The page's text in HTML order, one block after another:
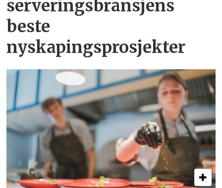
serveringsbransjens
beste
nyskapingsprosjekter